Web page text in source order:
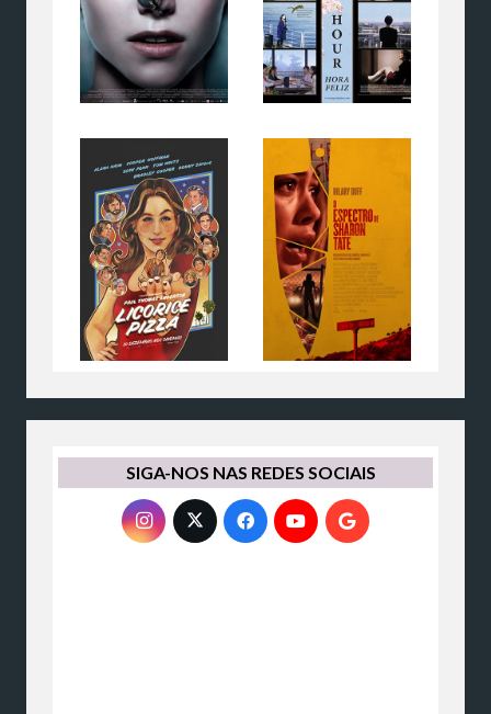
SIGA-NOS NAS REDES SOCIAIS